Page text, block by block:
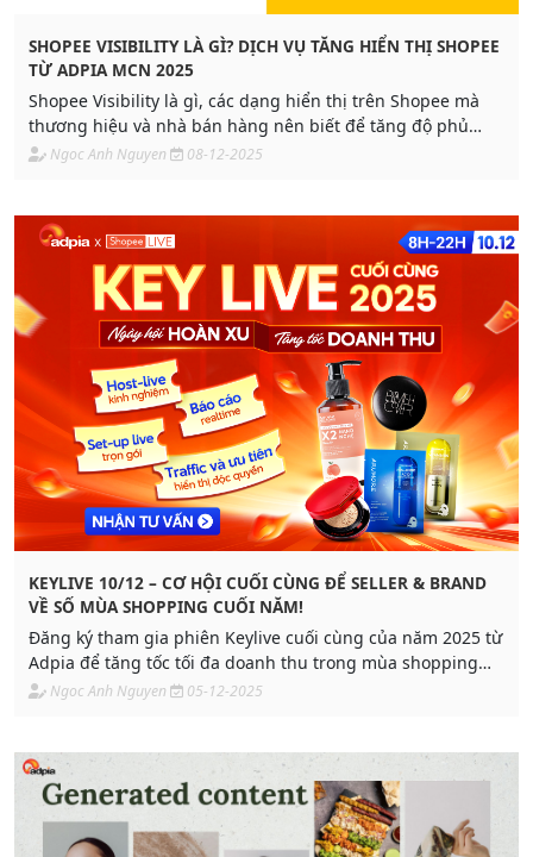
SHOPEE VISIBILITY LÀ GÌ? DỊCH VỤ TĂNG HIỂN THỊ SHOPEE
TỪ ADPIA MCN 2025
Shopee Visibility là gì, các dạng hiển thị trên Shopee mà
thương hiệu và nhà bán hàng nên biết để tăng độ phủ
thương hiệu và tối ưu Brand Awareness.
Ngoc Anh Nguyen 08-12-2025
KEYLIVE 10/12 – CƠ HỘI CUỐI CÙNG ĐỂ SELLER & BRAND
VỀ SỐ MÙA SHOPPING CUỐI NĂM!
Đăng ký tham gia phiên Keylive cuối cùng của năm 2025 từ
Adpia để tăng tốc tối đa doanh thu trong mùa shopping
cuối năm với hỗ trợ độc quyền từ Shopee.
Ngoc Anh Nguyen 05-12-2025